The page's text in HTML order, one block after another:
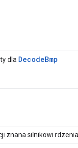
dla DecodeBmp
znana silnikowi